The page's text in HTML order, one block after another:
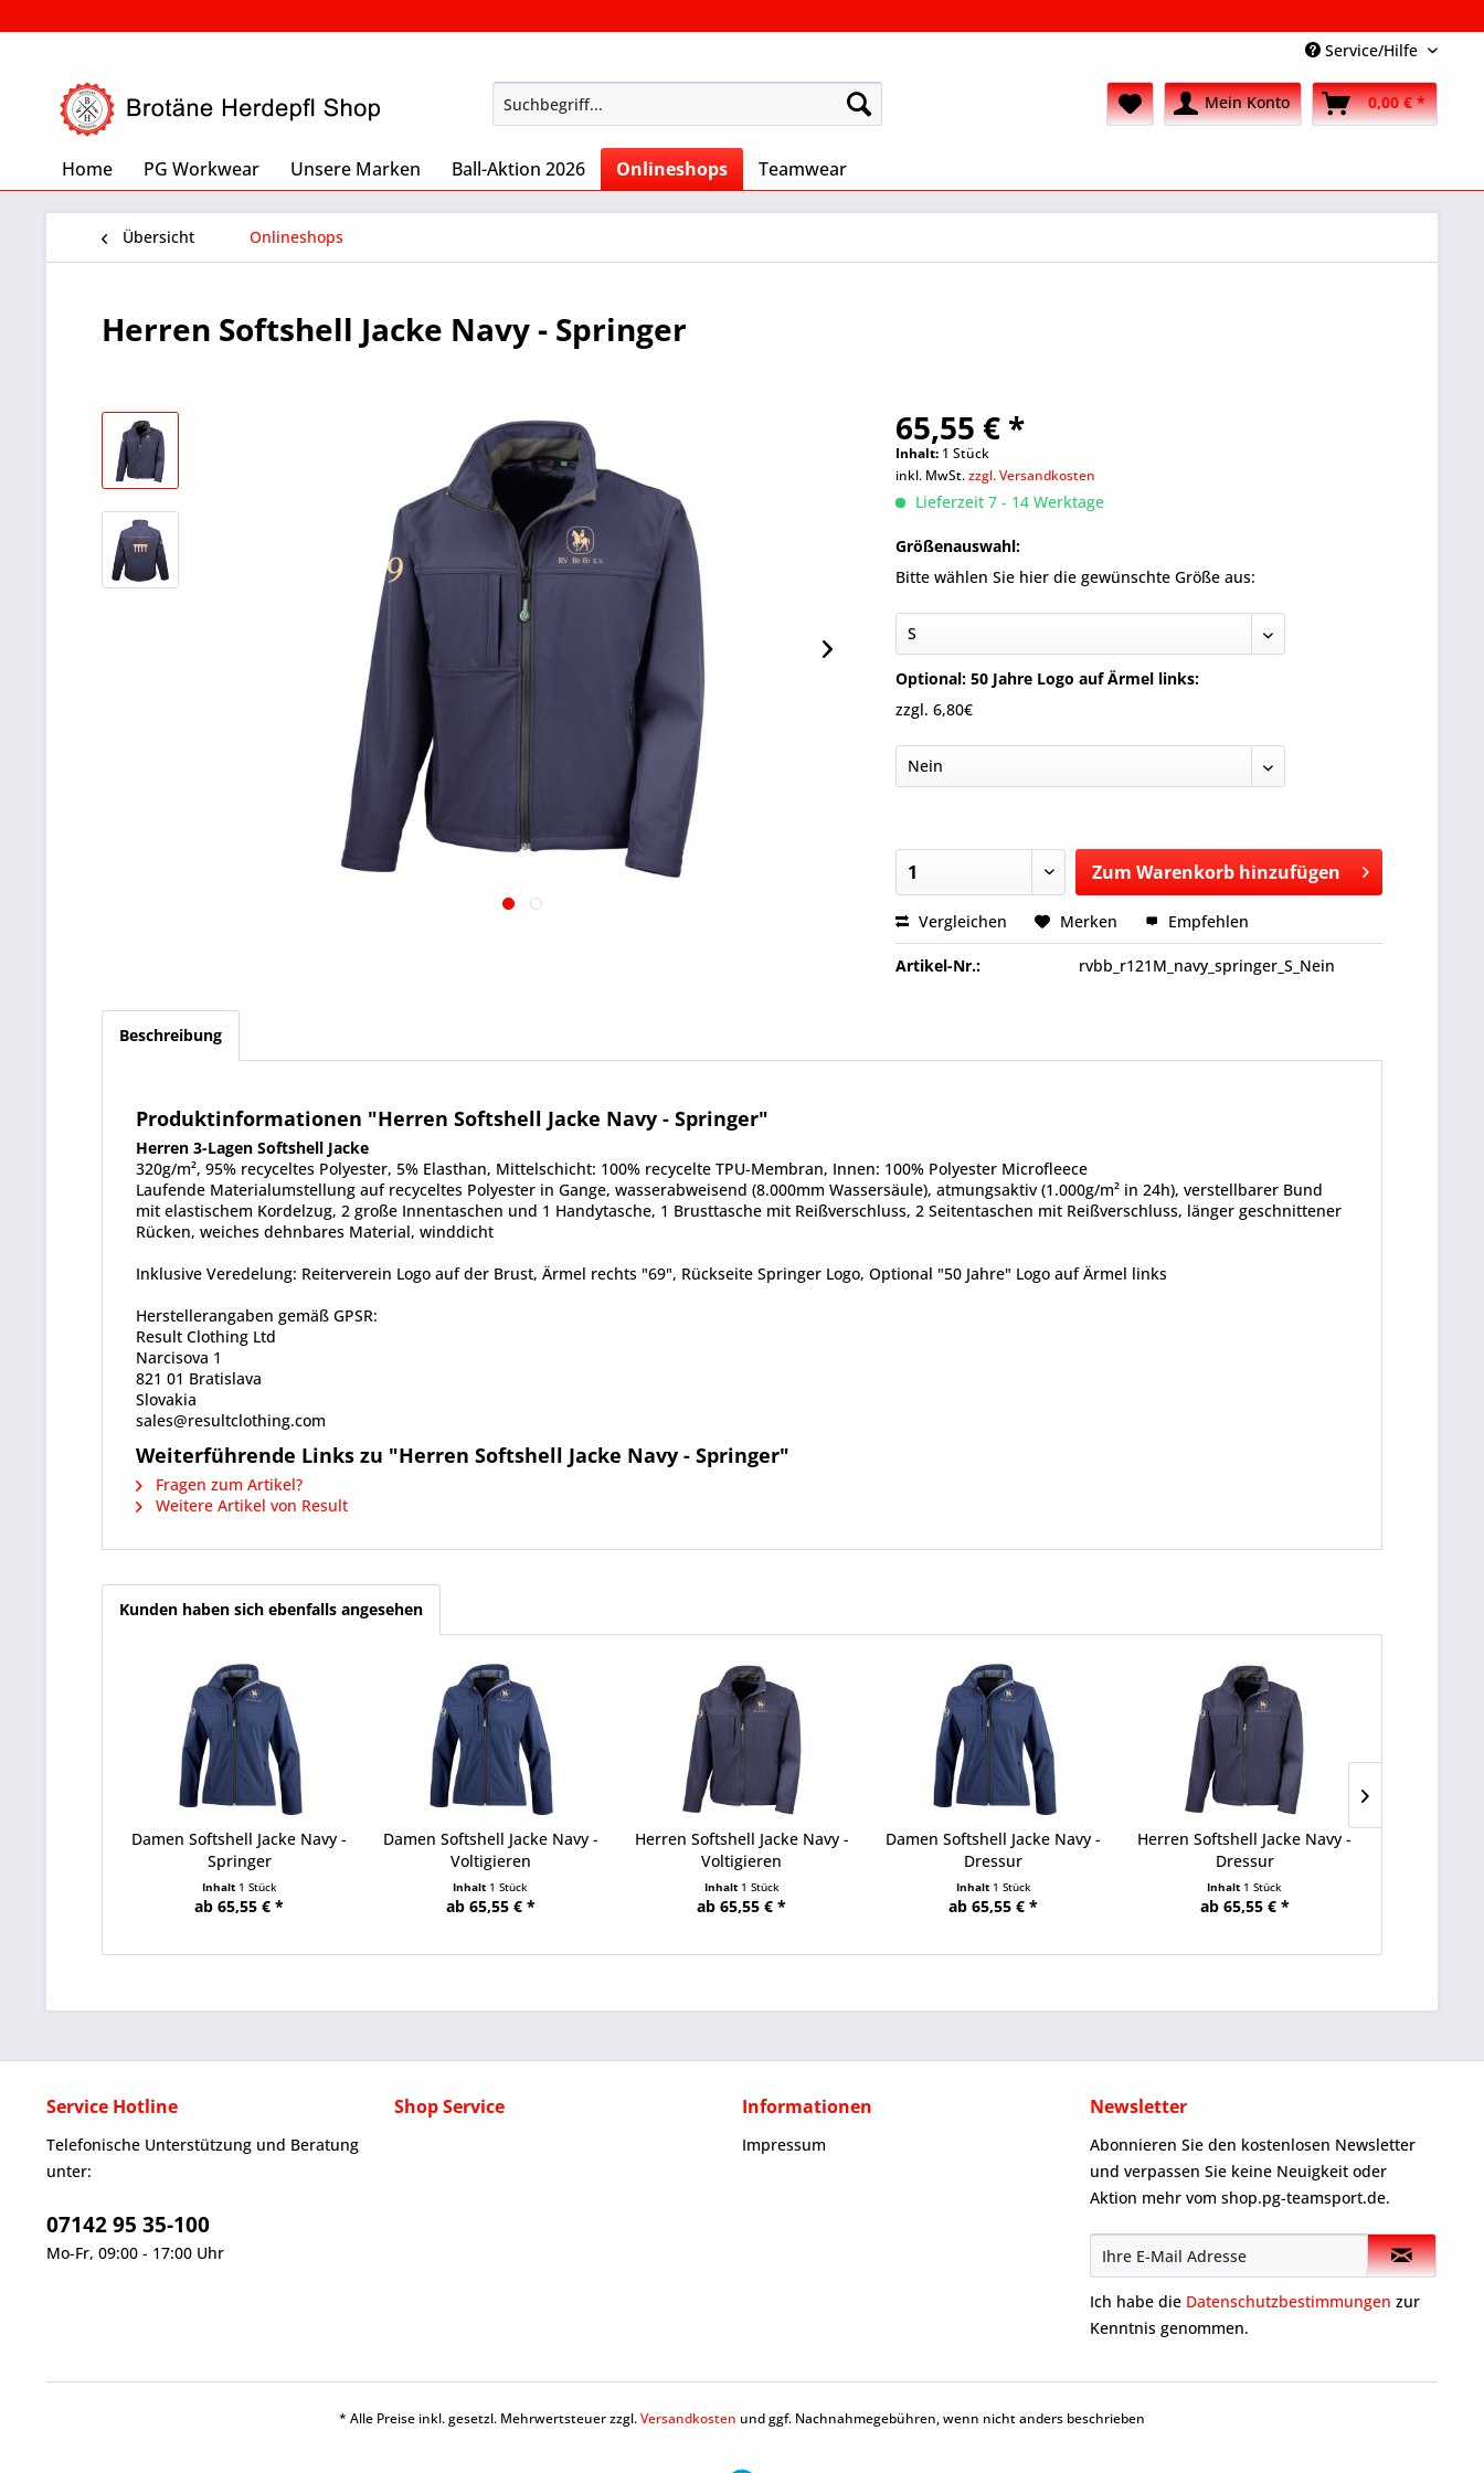
Service/Hilfe
Mein Konto 0,00 € *
Home PG Workwear Unsere Marken Ball-Aktion 2026 Onlineshops Teamwear
Übersicht Onlineshops
Herren Softshell Jacke Navy - Springer
65,55 € *
Inhalt: 1 Stück
inkl. MwSt.zzgl. Versandkosten
Lieferzeit 7 - 14 Werktage
Größenauswahl:
Bitte wählen Sie hier die gewünschte Größe aus:
Optional: 50 Jahre Logo auf Ärmel links:
zzgl. 6,80€
Zum Warenkorb hinzufügen
Hinzugefügt
Vergleichen Merken Empfehlen
Artikel-Nr.: rvbb_r121M_navy_springer_S_Nein
Beschreibung
Produktinformationen "Herren Softshell Jacke Navy - Springer"
Herren 3-Lagen Softshell Jacke
320g/m², 95% recyceltes Polyester, 5% Elasthan, Mittelschicht: 100% recycelte TPU-Membran, Innen: 100% Polyester Microfleece
Laufende Materialumstellung auf recyceltes Polyester in Gange, wasserabweisend (8.000mm Wassersäule), atmungsaktiv (1.000g/m² in 24h), verstellbarer Bund
mit elastischem Kordelzug, 2 große Innentaschen und 1 Handytasche, 1 Brusttasche mit Reißverschluss, 2 Seitentaschen mit Reißverschluss, länger geschnittener
Rücken, weiches dehnbares Material, winddicht
Inklusive Veredelung: Reiterverein Logo auf der Brust, Ärmel rechts "69", Rückseite Springer Logo, Optional "50 Jahre" Logo auf Ärmel links
Herstellerangaben gemäß GPSR:
Result Clothing Ltd
Narcisova 1
821 01 Bratislava
Slovakia
sales@resultclothing.com
Weiterführende Links zu "Herren Softshell Jacke Navy - Springer"
Fragen zum Artikel?
Weitere Artikel von Result
Kunden haben sich ebenfalls angesehen
Damen Softshell Jacke Navy -
Springer
Inhalt 1 Stück
ab 65,55 € *
Damen Softshell Jacke Navy -
Voltigieren
Inhalt 1 Stück
ab 65,55 € *
Herren Softshell Jacke Navy -
Voltigieren
Inhalt 1 Stück
ab 65,55 € *
Damen Softshell Jacke Navy -
Dressur
Inhalt 1 Stück
ab 65,55 € *
Herren Softshell Jacke Navy -
Dressur
Inhalt 1 Stück
ab 65,55 € *
Service Hotline
Telefonische Unterstützung und Beratung
unter:
07142 95 35-100
Mo-Fr, 09:00 - 17:00 Uhr
Shop Service Informationen
Impressum
Newsletter
Abonnieren Sie den kostenlosen Newsletter
und verpassen Sie keine Neuigkeit oder
Aktion mehr vom shop.pg-teamsport.de.
Ich habe die Datenschutzbestimmungen zur
Kenntnis genommen.
* Alle Preise inkl. gesetzl. Mehrwertsteuer zzgl.Versandkosten und ggf. Nachnahmegebühren, wenn nicht anders beschrieben